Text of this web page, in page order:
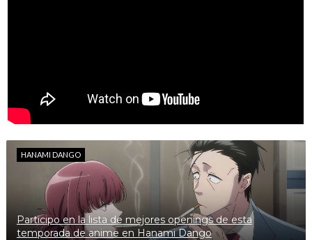
HANAMI DANGO
Participo en la lista de mejores openings de esta
temporada de anime en Hanami Dango